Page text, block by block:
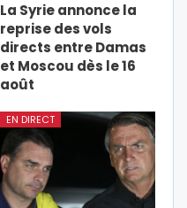
La Syrie annonce la
reprise des vols
directs entre Damas
et Moscou dès le 16
août
EN DIRECT